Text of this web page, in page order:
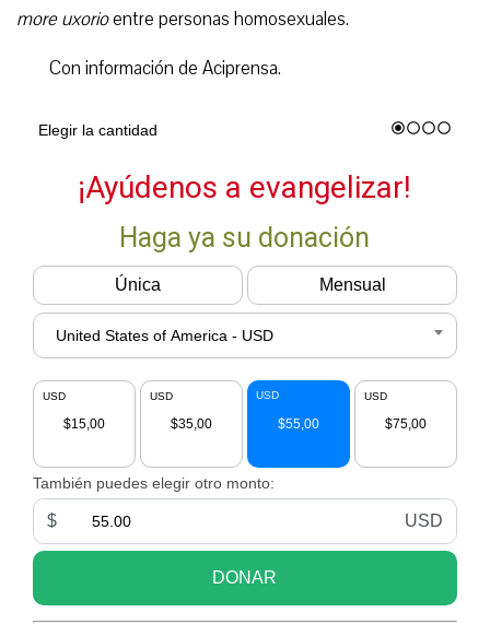
more uxorioentre personas homosexuales.
Con información de Aciprensa.